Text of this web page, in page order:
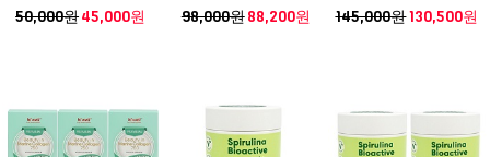
50,000원45,000원 98,000원88,200원 145,000원130,500원